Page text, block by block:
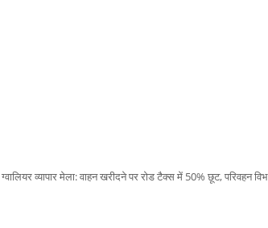
ग्वालियर व्यापार मेला: वाहन खरीदने पर रोड टैक्स में 50% छूट, परिवहन